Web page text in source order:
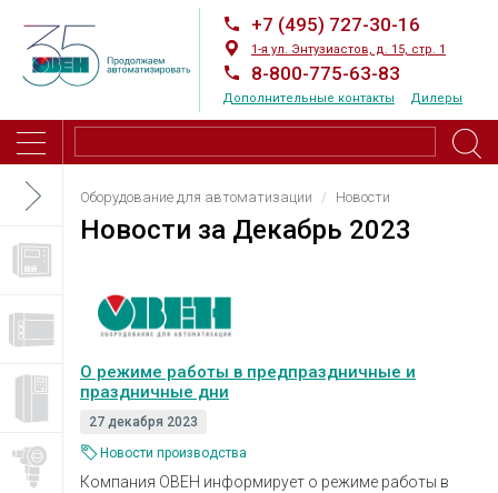
+7 (495) 727-30-16
1-я ул. Энтузиастов, д. 15, стр. 1
8-800-775-63-83
Дополнительные контакты Дилеры
Оборудование для автоматизации Новости
Новости за Декабрь 2023
О режиме работы в предпраздничные и
праздничные дни
27 декабря 2023
Новости производства
Компания ОВЕН информирует о режиме работы в